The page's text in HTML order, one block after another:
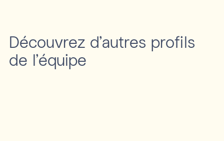
Découvrez d'autres profils
de l’équipe